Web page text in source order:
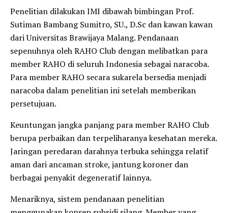
Penelitian dilakukan IMI dibawah bimbingan Prof.
Sutiman Bambang Sumitro, SU., D.Sc dan kawan kawan
dari Universitas Brawijaya Malang. Pendanaan
sepenuhnya oleh RAHO Club dengan melibatkan para
member RAHO di seluruh Indonesia sebagai naracoba.
Para member RAHO secara sukarela bersedia menjadi
naracoba dalam penelitian ini setelah memberikan
persetujuan.
Keuntungan jangka panjang para member RAHO Club
berupa perbaikan dan terpeliharanya kesehatan mereka.
Jaringan peredaran darahnya terbuka sehingga relatif
aman dari ancaman stroke, jantung koroner dan
berbagai penyakit degeneratif lainnya.
Menariknya, sistem pendanaan penelitian